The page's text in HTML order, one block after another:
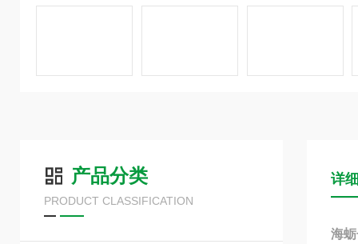
产品分类
PRODUCT CLASSIFICATION
详
海